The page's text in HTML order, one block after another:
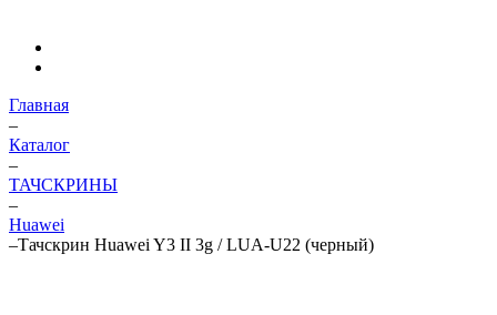
Главная
–
Каталог
–
ТАЧСКРИНЫ
–
Huawei
–Тачскрин Huawei Y3 II 3g / LUA-U22 (черный)